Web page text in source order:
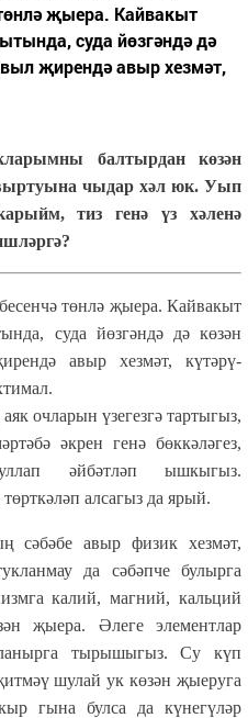
җыера. Кайвакыт
суда йөзгәндә дә
җирендә авыр хезмәт,
балтырдан көзән
чыдар хәл юк. Уып
тиз генә үз хәленә
төнлә җыера. Кайвакыт
суда йөзгәндә дә көзән
авыр хезмәт, күтәрү-
очларын үзегезгә тартыгыз,
әкрен генә бөккәләгез,
әйбәтләп ышкыгыз.
алсагыз да ярый.
сәбәбе авыр физик хезмәт,
да сәбәпче булырга
калий, магний, кальций
җыера. Әлеге элементлар
тырышыгыз. Су күп
шулай ук көзән җыеруга
гына булса да күнегүләр